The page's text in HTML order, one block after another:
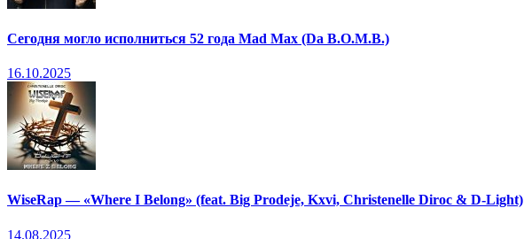
Сегодня могло исполниться 52 года Mad Max (Da B.O.M.B.)
16.10.2025
WiseRap — «Where I Belong» (feat. Big Prodeje, Kxvi, Christenelle Diroc & D-Light)
14.08.2025